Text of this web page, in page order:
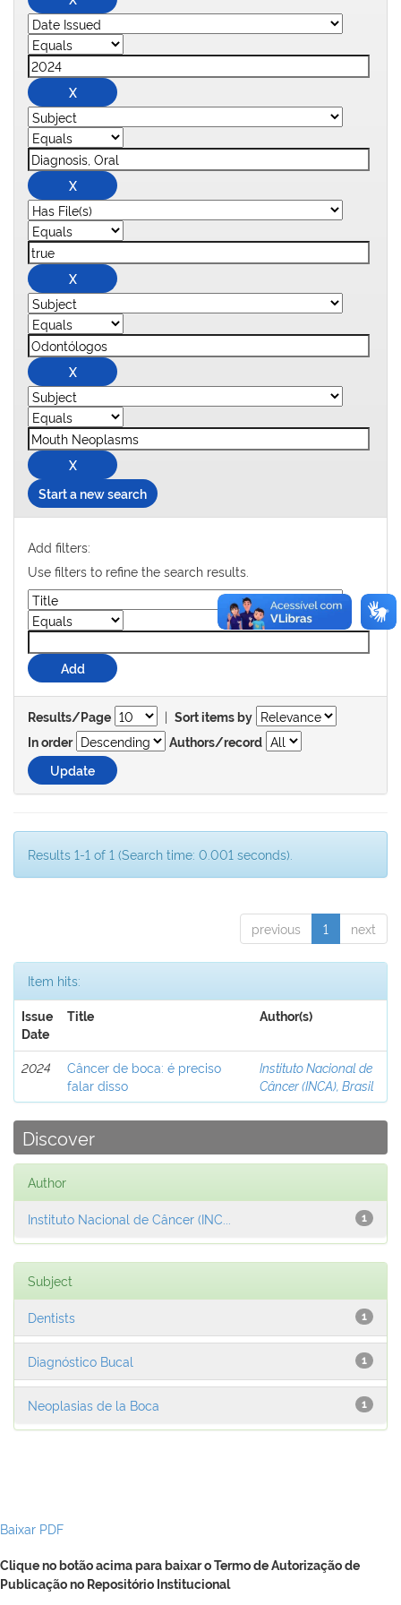
Start a new search
Add filters:
Use filters to refine the search results.
Results/Page | Sort items by
In order
Authors/record
Results 1-1 of 1 (Search time: 0.001 seconds).
previous 1 next
Item hits:
Issue
Date
Title Author(s)
2024
Câncer de boca: é preciso
falar disso
Instituto Nacional de
Câncer (INCA), Brasil
Discover
Author
1
Instituto Nacional de Câncer (INC...
Subject
1
Dentists
1
Diagnóstico Bucal
1
Neoplasias de la Boca
Baixar PDF
Clique no botão acima para baixar o Termo de Autorização de
Publicação no Repositório Institucional